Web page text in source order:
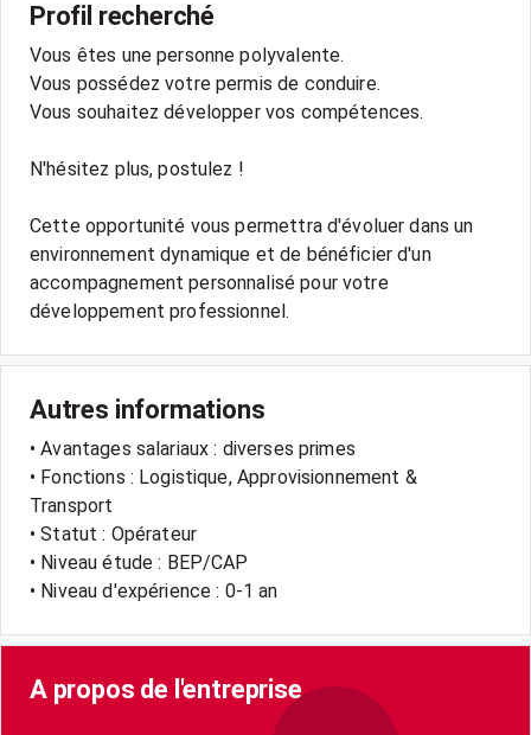
Profil recherché
Vous êtes une personne polyvalente.
Vous possédez votre permis de conduire.
Vous souhaitez développer vos compétences.
N'hésitez plus, postulez !
Cette opportunité vous permettra d'évoluer dans un
environnement dynamique et de bénéficier d'un
accompagnement personnalisé pour votre
Autres informations
• Avantages salariaux : diverses primes
• Fonctions : Logistique, Approvisionnement &
Transport
• Statut : Opérateur
• Niveau étude : BEP/CAP
• Niveau d'expérience : 0-1 an
A propos de l'entreprise